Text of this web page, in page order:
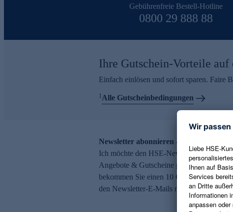
Gebührenfreie Bestell-Hotline
0800 29 888 88
Ihre Gutschein-Vorteile
Einfach einlösen und sofort sparen. Faire
1Alle Gutscheinbedingungen
Newsletter abonnieren – 10 € Gutschein
Ich möchte den HSE-Newsletter
Angebote & Gutscheine per E-Mail
bekommen Sie einen 10 € Gutschein.
den Newsletter-E-Mails möglich.